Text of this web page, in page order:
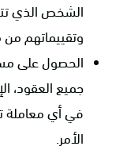
الشخص الذي
وتقييماتهم
الحصول على
جميع العقود،
في أي معاملة
الأمر.